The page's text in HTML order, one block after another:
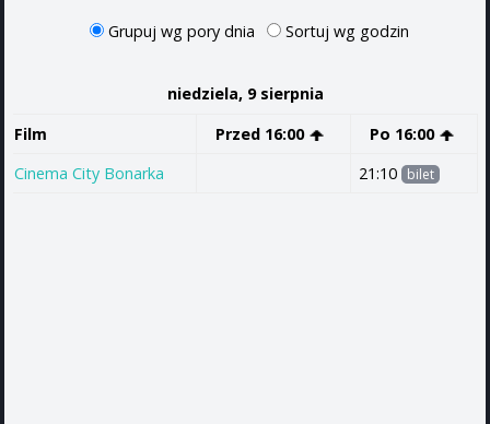
Grupuj wg pory dnia Sortuj wg godzin
niedziela, 9 sierpnia
Film
Przed 16:00
Po 16:00
Cinema City Bonarka
21:10 bilet